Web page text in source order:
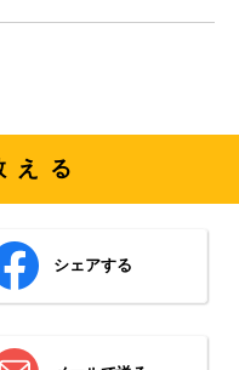
える
シェアする